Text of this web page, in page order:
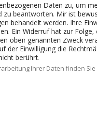
Daten zu, um
beantworten. Mir ist
Ihre Einwilligung ist
Ein Widerruf hat zur Folge,
oben genannten Zweck
der Einwilligung die
berührt.
Ihrer Daten finden